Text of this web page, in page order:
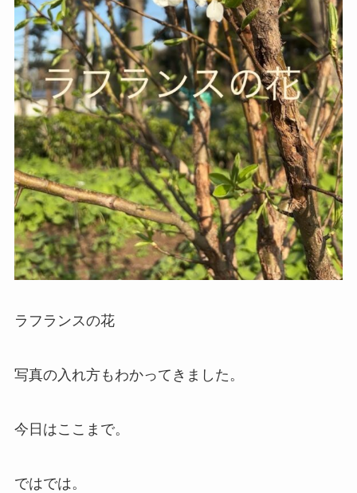
ラフランスの花
写真の入れ方もわかってきました。
今日はここまで。
ではでは。